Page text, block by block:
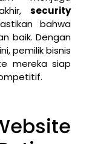
security
bahwa
baik. Dengan
pemilik bisnis
mereka siap